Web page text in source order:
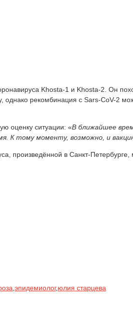
Khosta-1 и Khosta-2. Он
рекомбинация с Sars-CoV-2
оценку ситуации: «В ближайшее
К тому моменту, возможно, и
произведённой в Санкт-
эпидемиолог,юлия старцева